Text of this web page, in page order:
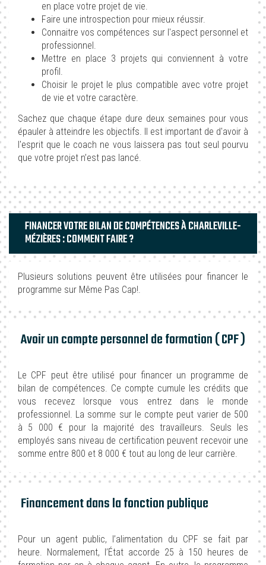
en place votre projet de vie.
Faire une introspection pour mieux réussir.
Connaitre vos compétences sur l'aspect personnel et
professionnel.
Mettre en place 3 projets qui conviennent à votre
profil.
Choisir le projet le plus compatible avec votre projet
de vie et votre caractère.
Sachez que chaque étape dure deux semaines pour vous
épauler à atteindre les objectifs. Il est important de d'avoir à
l'esprit que le coach ne vous laissera pas tout seul pourvu
que votre projet n’est pas lancé.
FINANCER VOTRE BILAN DE COMPÉTENCES À CHARLEVILLE-
MÉZIÈRES : COMMENT FAIRE ?
Plusieurs solutions peuvent être utilisées pour financer le
programme sur Même Pas Cap!.
Avoir un compte personnel de formation ( CPF )
Le CPF peut être utilisé pour financer un programme de
bilan de compétences. Ce compte cumule les crédits que
vous recevez lorsque vous entrez dans le monde
professionnel. La somme sur le compte peut varier de 500
à 5 000 € pour la majorité des travailleurs. Seuls les
employés sans niveau de certification peuvent recevoir une
somme entre 800 et 8 000 € tout au long de leur carrière.
Financement dans la fonction publique
Pour un agent public, l’alimentation du CPF se fait par
heure. Normalement, l’État accorde 25 à 150 heures de